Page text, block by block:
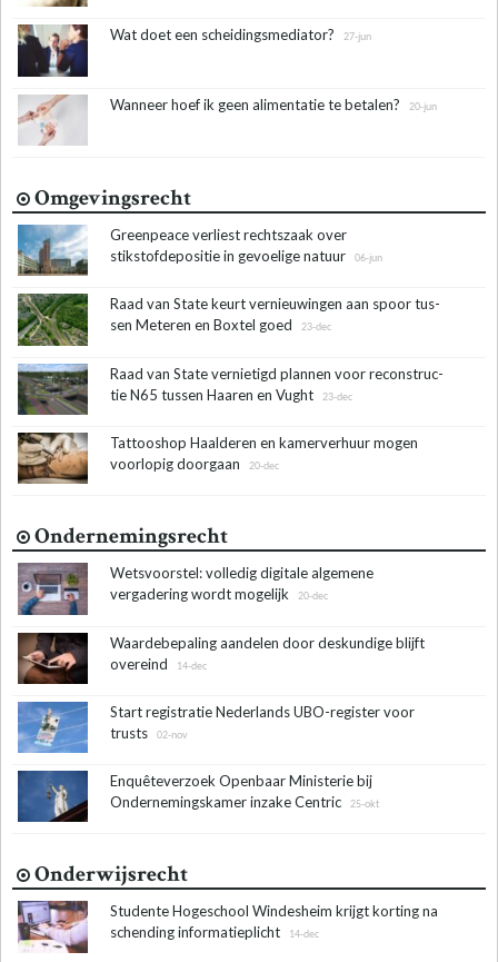
Wat doet een scheidingsmediator? 27-jun
Wanneer hoef ik geen alimentatie te betalen? 20-jun
Omgevingsrecht
Greenpeace verliest rechtszaak over
stikstofdepositie in gevoelige natuur
06-jun
Raad van State keurt ver­nieu­win­gen aan spoor tus­
sen Me­te­ren en Box­tel goed
23-dec
Raad van State ver­nie­tigd plannen voor re­con­struc­
tie N65 tus­sen Haaren en Vught
23-dec
Tattooshop Haalderen en kamerverhuur mogen
voorlopig doorgaan
20-dec
Ondernemingsrecht
Wetsvoorstel: volledig digitale algemene
vergadering wordt mogelijk
20-dec
Waardebepaling aandelen door deskundige blijft
overeind
14-dec
Start registratie Nederlands UBO-register voor
trusts
02-nov
Enquêteverzoek Openbaar Ministerie bij
Ondernemingskamer inzake Centric
25-okt
Onderwijsrecht
Studente Hogeschool Windesheim krijgt korting na
schending informatieplicht
14-dec